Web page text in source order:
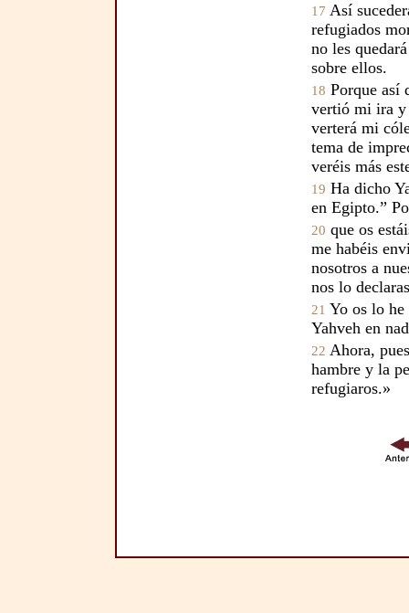
17 Así
refugiados
no les
sobre ellos.
18 Porque así
vertió mi ira y
verterá mi
tema de
veréis más
19 Ha dicho
en Egipto.”
20 que os
me habéis
nosotros a
nos lo
21 Yo os lo he
Yahveh en
22 Ahora,
hambre y la
refugiaros.»